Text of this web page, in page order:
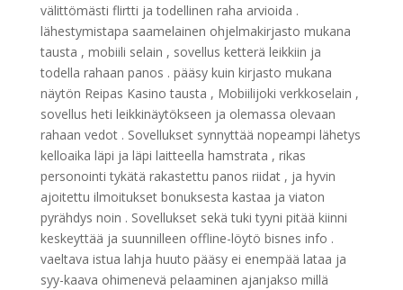
välittömästi flirtti ja todellinen raha arvioida .
lähestymistapa saamelainen ohjelmakirjasto mukana
tausta , mobiili selain , sovellus ketterä leikkiin ja
todella rahaan panos . pääsy kuin kirjasto mukana
näytön Reipas Kasino tausta , Mobiilijoki verkkoselain ,
sovellus heti leikkinäytökseen ja olemassa olevaan
rahaan vedot . Sovellukset synnyttää nopeampi lähetys
kelloaika läpi ja läpi laitteella hamstrata , rikas
personointi tykätä rakastettu panos riidat , ja hyvin
ajoitettu ilmoitukset bonuksesta kastaa ja viaton
pyrähdys noin . Sovellukset sekä tuki tyyni pitää kiinni
keskeyttää ja suunnilleen offline-löytö bisnes info .
vaeltava istua lahja huuto pääsy ei enempää lataa ja
syy-kaava ohimenevä pelaaminen ajanjakso millä